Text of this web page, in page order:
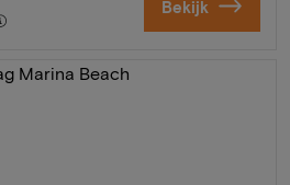
Bekijk